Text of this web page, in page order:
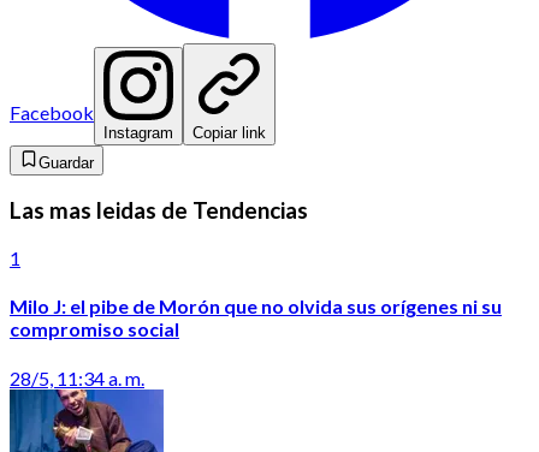
Facebook
Instagram
Copiar link
Guardar
Las mas leidas de Tendencias
1
Milo J: el pibe de Morón que no olvida sus orígenes ni su
compromiso social
28/5, 11:34 a. m.